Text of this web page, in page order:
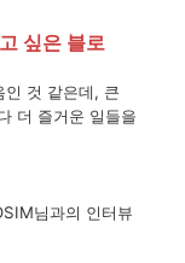
싶은 블로
인 것 같은데, 큰
더 즐거운 일들을
님과의 인터뷰